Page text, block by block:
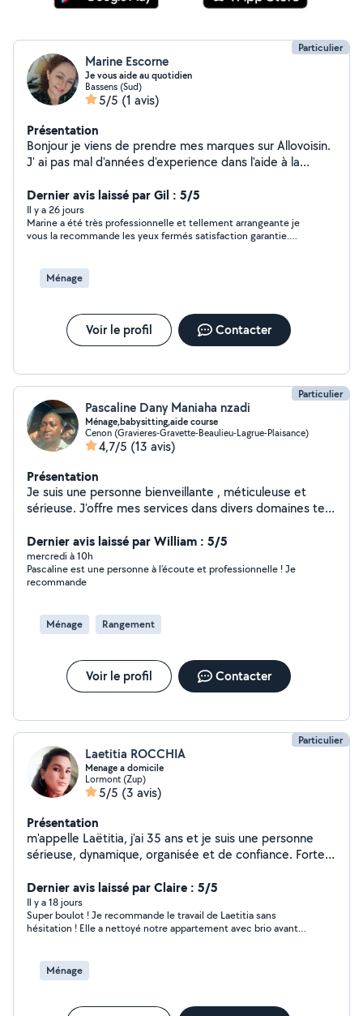
Particulier
Marine Escorne
Je vous aide au quotidien
Bassens (Sud)
5/5 (1 avis)
Présentation
Bonjour je viens de prendre mes marques sur Allovoisin.
J' ai pas mal d'années d'experience dans l'aide à la
avec les enfants.organisée et ponctuelle je serai ravi de
travailler avec vous tres prochainement. Merci de votre
attention
Dernier avis laissé par Gil : 5/5
Il y a 26 jours
Marine a été très professionnelle et tellement arrangeante je
vous la recommande les yeux fermés satisfaction garantie.
Ménage
Voir le profil Contacter
Particulier
Pascaline Dany Maniaha nzadi
Ménage,babysitting,aide course
Cenon (Gravieres-Gravette-Beaulieu-Lagrue-Plaisance)
4,7/5 (13 avis)
Présentation
Je suis une personne bienveillante , méticuleuse et
sérieuse. J'offre mes services dans divers domaines tels
assez flexible . J'aime donner de mon temps pour aider
les autres
Dernier avis laissé par William : 5/5
mercredi à 10h
Pascaline est une personne à l’écoute et professionnelle ! Je
recommande
Ménage Rangement
Voir le profil Contacter
Particulier
Laetitia ROCCHIA
Menage a domicile
Lormont (Zup)
5/5 (3 avis)
Présentation
m'appelle Laëtitia, j'ai 35 ans et je suis une personne
sérieuse, dynamique, organisée et de confiance. Forte
j'accorde une grande importance à la qualité de mon
travail et à la satisfaction de mes clients. Ponctuelle,
discrète et minutieuse, je m'investis pleinement dans
chaque intervention afin de vous offrir un intérieur
communes alentour. N'hésitez pas à me contacter, je
serai ravie d'échanger avec vous et de répondre à vos
Dernier avis laissé par Claire : 5/5
Il y a 18 jours
Super boulot ! Je recommande le travail de Laetitia sans
hésitation ! Elle a nettoyé notre appartement avec brio avant
Ménage